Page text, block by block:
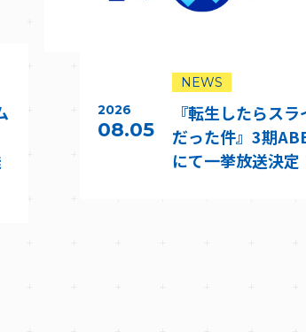
2026
08.05
NEWS
『転生したらスラ
だった件』3期
にて一挙放送決定